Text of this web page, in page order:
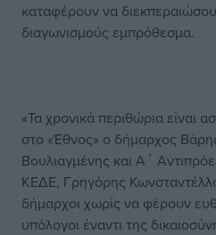
καταφέρουν να
διαγωνισμούς εμπρόθεσμα.
«Τα χρονικά περιθώρια είναι
στο «Έθνος» ο δήμαρχος
Βουλιαγμένης και Α΄
ΚΕΔΕ, Γρηγόρης
δήμαρχοι χωρίς να φέρουν
υπόλογοι έναντι της